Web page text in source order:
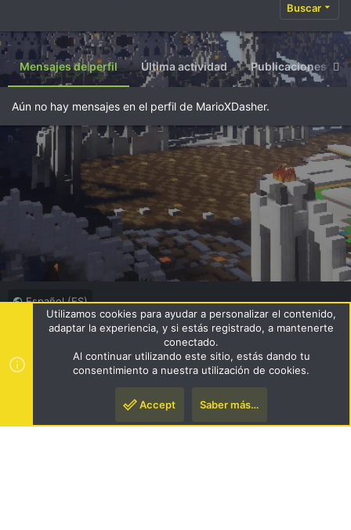
Buscar
Mensajes de perfil Última actividad Publicaciones
Aún no hay mensajes en el perfil de MarioXDasher.
Español (ES)
Términos y reglas
Política de privacidad Ayuda
R
S
Community platform by XenForo ® © 2010-2024 XenForo Ltd.
Utilizamos cookies para ayudar a personalizar el contenido,
adaptar la experiencia, y si estás registrado, a mantenerte
conectado.
Al continuar utilizando este sitio, estás dando tu
consentimiento a nuestra utilización de cookies.
Accept Saber más…